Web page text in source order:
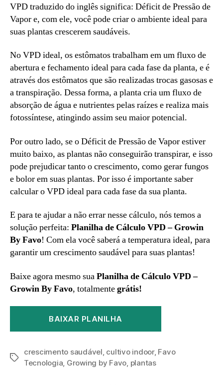
VPD traduzido do inglês significa: Déficit de Pressão de
Vapor e, com ele, você pode criar o ambiente ideal para
suas plantas crescerem saudáveis.
No VPD ideal, os estômatos trabalham em um fluxo de
abertura e fechamento ideal para cada fase da planta, e é
através dos estômatos que são realizadas trocas gasosas e
a transpiração. Dessa forma, a planta cria um fluxo de
absorção de água e nutrientes pelas raízes e realiza mais
fotossíntese, atingindo assim seu maior potencial.
Por outro lado, se o Déficit de Pressão de Vapor estiver
muito baixo, as plantas não conseguirão transpirar, e isso
pode prejudicar tanto o crescimento, como gerar fungos
e bolor em suas plantas. Por isso é importante saber
calcular o VPD ideal para cada fase da sua planta.
E para te ajudar a não errar nesse cálculo, nós temos a
solução perfeita: Planilha de Cálculo VPD – Growin
By Favo! Com ela você saberá a temperatura ideal, para
garantir um crescimento saudável para suas plantas!
Baixe agora mesmo suaPlanilha de Cálculo VPD –
Growin By Favo, totalmentegrátis!
BAIXAR PLANILHA
crescimento saudável, cultivo indoor, Favo
Tecnologia, Growing by Favo, plantas